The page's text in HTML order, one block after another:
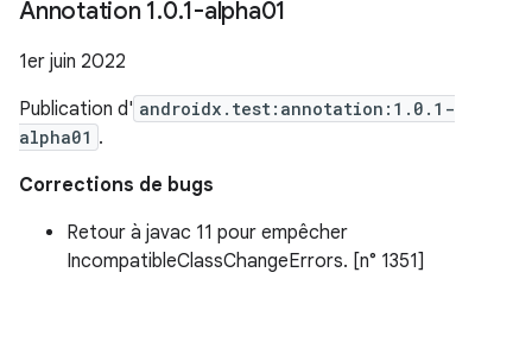
Annotation 1.0.1-alpha01
1er juin 2022
Publication d' androidx.test:annotation:1.0.1-
alpha01 .
Corrections de bugs
Retour à javac 11 pour empêcher
IncompatibleClassChangeErrors. [n° 1351]